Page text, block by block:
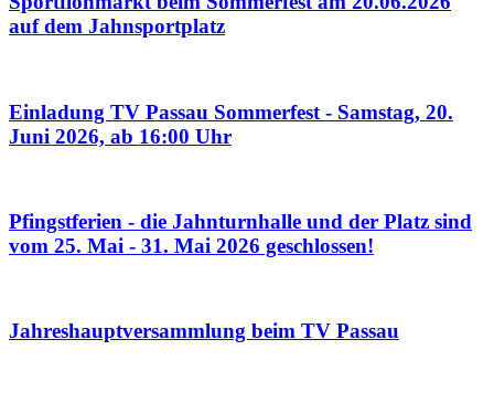
auf dem Jahnsportplatz
Einladung TV Passau Sommerfest - Samstag, 20.
Juni 2026, ab 16:00 Uhr
Pfingstferien - die Jahnturnhalle und der Platz sind
vom 25. Mai - 31. Mai 2026 geschlossen!
Jahreshauptversammlung beim TV Passau